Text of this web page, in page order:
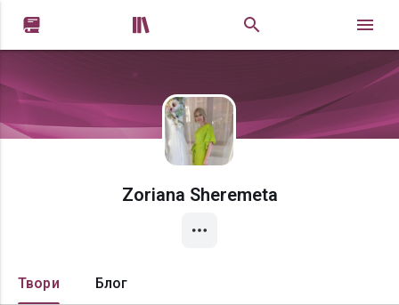
 
Zoriana Sheremeta
Твори Блог